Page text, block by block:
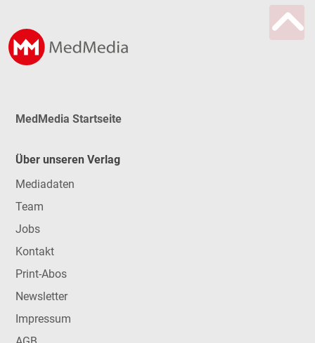
MedMedia Startseite
Über unseren Verlag
Mediadaten
Team
Jobs
Kontakt
Print-Abos
Newsletter
Impressum